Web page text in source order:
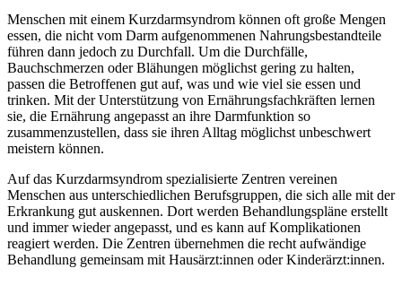
Menschen mit einem Kurzdarmsyndrom können oft große Mengen
essen, die nicht vom Darm aufgenommenen Nahrungsbestandteile
führen dann jedoch zu Durchfall. Um die Durchfälle,
Bauchschmerzen oder Blähungen möglichst gering zu halten,
passen die Betroffenen gut auf, was und wie viel sie essen und
trinken. Mit der Unterstützung von Ernährungsfachkräften lernen
sie, die Ernährung angepasst an ihre Darmfunktion so
zusammenzustellen, dass sie ihren Alltag möglichst unbeschwert
meistern können.
Auf das Kurzdarmsyndrom spezialisierte Zentren vereinen
Menschen aus unterschiedlichen Berufsgruppen, die sich alle mit der
Erkrankung gut auskennen. Dort werden Behandlungspläne erstellt
und immer wieder angepasst, und es kann auf Komplikationen
reagiert werden. Die Zentren übernehmen die recht aufwändige
Behandlung gemeinsam mit Hausärzt:innen oder Kinderärzt:innen.